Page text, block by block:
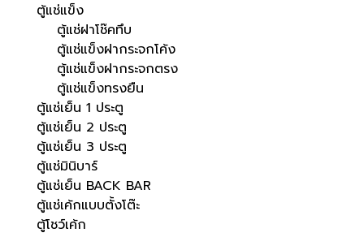
ตู้แช่แข็ง
ตู้แช่ฝาโช๊คทึบ
ตู้แช่แข็งฝากระจกโค้ง
ตู้แช่แข็งฝากระจกตรง
ตู้แช่แข็งทรงยืน
ตู้แช่เย็น 1 ประตู
ตู้แช่เย็น 2 ประตู
ตู้แช่เย็น 3 ประตู
ตู้แช่มินิบาร์
ตู้แช่เย็น BACK BAR
ตู้แช่เค้กแบบตั้งโต๊ะ
ตู้โชว์เค้ก